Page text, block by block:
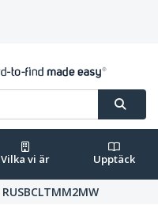
Vilka vi är Upptäck
RUSBCLTMM2MW